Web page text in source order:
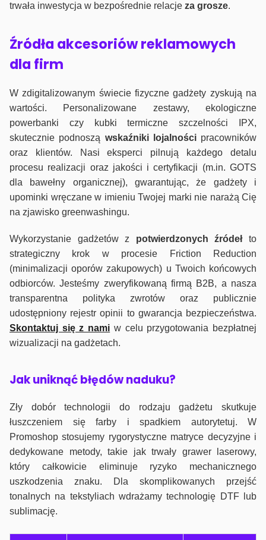
trwała inwestycja w bezpośrednie relacje za grosze.
Źródła akcesoriów reklamowych
dla firm
W zdigitalizowanym świecie fizyczne gadżety zyskują na
wartości. Personalizowane zestawy, ekologiczne
powerbanki czy kubki termiczne szczelności IPX,
skutecznie podnoszą wskaźniki lojalnościpracowników
oraz klientów. Nasi eksperci pilnują każdego detalu
procesu realizacji oraz jakości i certyfikacji (m.in. GOTS
dla bawełny organicznej), gwarantując, że gadżety i
upominki wręczane w imieniu Twojej marki nie narażą Cię
na zjawisko greenwashingu.
Wykorzystanie gadżetów z potwierdzonych źródełto
strategiczny krok w procesie Friction Reduction
(minimalizacji oporów zakupowych) u Twoich końcowych
odbiorców. Jesteśmy zweryfikowaną firmą B2B, a nasza
transparentna polityka zwrotów oraz publicznie
udostępniony rejestr opinii to gwarancja bezpieczeństwa.
Skontaktuj się z nami w celu przygotowania bezpłatnej
wizualizacji na gadżetach.
Jak uniknąć błędów naduku?
Zły dobór technologii do rodzaju gadżetu skutkuje
łuszczeniem się farby i spadkiem autorytetuj. W
Promoshop stosujemy rygorystyczne matryce decyzyjne i
dedykowane metody, takie jak trwały grawer laserowy,
który całkowicie eliminuje ryzyko mechanicznego
uszkodzenia znaku. Dla skomplikowanych przejść
tonalnych na tekstyliach wdrażamy technologię DTF lub
sublimację.